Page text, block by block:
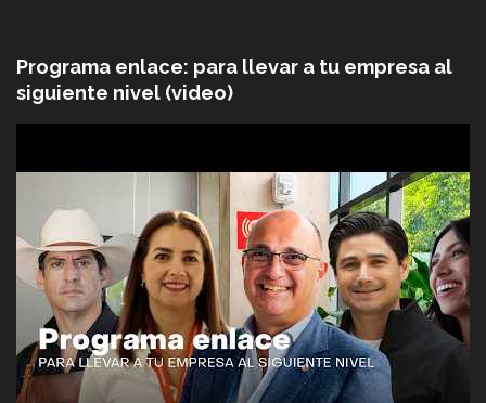
Programa enlace: para llevar a tu empresa al
siguiente nivel (video)